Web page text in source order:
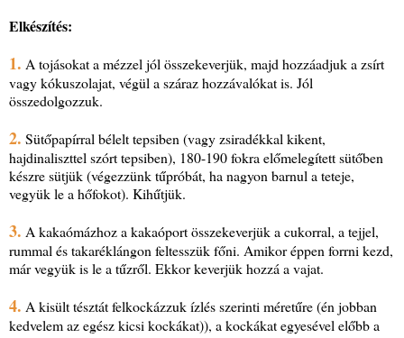
Elkészítés:
1. A tojásokat a mézzel jól összekeverjük, majd hozzáadjuk a zsírt
vagy kókuszolajat, végül a száraz hozzávalókat is. Jól
összedolgozzuk.
2. Sütőpapírral bélelt tepsiben (vagy zsiradékkal kikent,
hajdinaliszttel szórt tepsiben), 180-190 fokra előmelegített sütőben
készre sütjük (végezzünk tűpróbát, ha nagyon barnul a teteje,
vegyük le a hőfokot). Kihűtjük.
3. A kakaómázhoz a kakaóport összekeverjük a cukorral, a tejjel,
rummal és takaréklángon feltesszük főni. Amikor éppen forrni kezd,
már vegyük is le a tűzről. Ekkor keverjük hozzá a vajat.
4. A kisült tésztát felkockázzuk ízlés szerinti méretűre (én jobban
kedvelem az egész kicsi kockákat)), a kockákat egyesével előbb a